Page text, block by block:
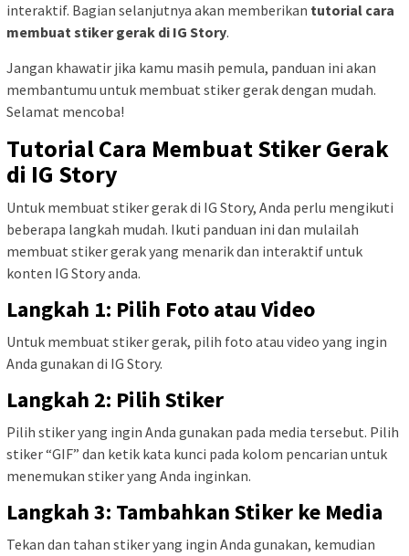
interaktif. Bagian selanjutnya akan memberikan tutorial cara
membuat stiker gerak di IG Story.
Jangan khawatir jika kamu masih pemula, panduan ini akan
membantumu untuk membuat stiker gerak dengan mudah.
Selamat mencoba!
Tutorial Cara Membuat Stiker Gerak
di IG Story
Untuk membuat stiker gerak di IG Story, Anda perlu mengikuti
beberapa langkah mudah. Ikuti panduan ini dan mulailah
membuat stiker gerak yang menarik dan interaktif untuk
konten IG Story anda.
Langkah 1: Pilih Foto atau Video
Untuk membuat stiker gerak, pilih foto atau video yang ingin
Anda gunakan di IG Story.
Langkah 2: Pilih Stiker
Pilih stiker yang ingin Anda gunakan pada media tersebut. Pilih
stiker “GIF” dan ketik kata kunci pada kolom pencarian untuk
menemukan stiker yang Anda inginkan.
Langkah 3: Tambahkan Stiker ke Media
Tekan dan tahan stiker yang ingin Anda gunakan, kemudian